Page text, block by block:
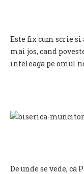
Este fix cum scrie
mai jos, cand
inteleaga pe omul
De unde se vede, ca